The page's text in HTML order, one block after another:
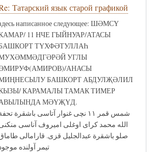
Татарский язык старой графикой
написанное следующее: ШӘМСҮ
11 НЧЕ ГЫЙНУАР/АТАСЫ
ТҮХФӘТУЛЛАҺ
УГЛЫ
АНАСЫ
БАШКОРТ АБДУЛҖӘЛИЛ
КАРАМАЛЫ ТАМАК ТИМЕР
МӘҮҖҮД.
شمس قمر ١١ نچى غنوار آتاسى باشقرة
الله محمد كراى اوغلى اميروف آناسى
صلو باشقرة عبدالجليل قزى. قارامالى
تيمر آولنده